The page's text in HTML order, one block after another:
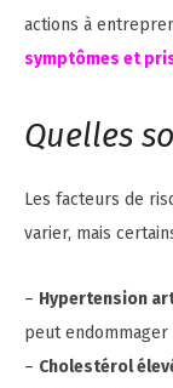
actions à
symptômes et
Quelles
Les facteurs de
varier, mais
– Hypertension
peut
– Cholestérol